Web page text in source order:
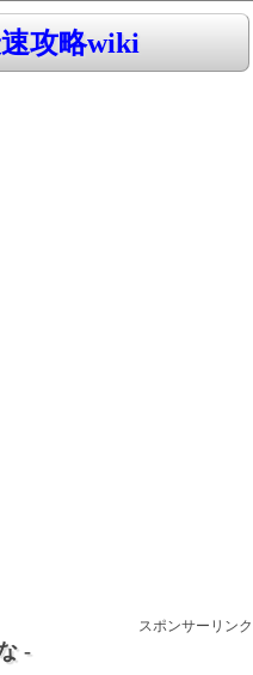
攻略wiki
スポンサーリンク
-